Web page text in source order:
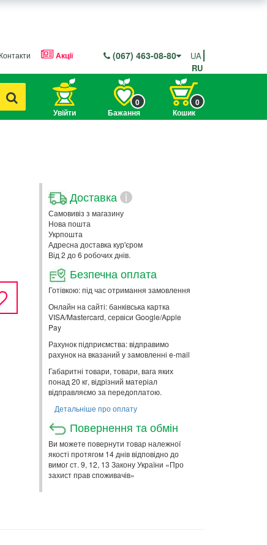
Акції (067) 463-08-80
UA
RU
Увійти Бажання
0
Кошик
0
Доставка i
Самовивіз з магазину
Нова пошта
Укрпошта
Адресна доставка кур'єром
Від 2 до 6 робочих днів.
Безпечна оплата
Готівкою: під час отримання замовлення
Онлайн на сайті: банківська картка
VISA/Mastercard, сервіси Google/Apple
Pay
Рахунок підприємства: відправимо
рахунок на вказаний у замовленні e-mail
Габаритні товари, товари, вага яких
понад 20 кг, відрізний матеріал
відправляємо за передоплатою.
Детальніше про оплату
Повернення та обмін
Ви можете повернути товар належної
якості протягом 14 днів відповідно до
вимог ст. 9, 12, 13 Закону України «Про
захист прав споживачів»